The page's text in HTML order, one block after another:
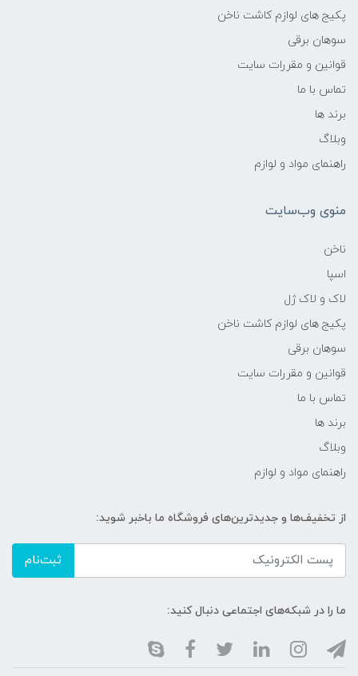
پکیج های لوازم کاشت ناخن
سوهان برقی
قوانین و مقررات سایت
تماس با ما
برند ها
وبلاگ
راهنمای مواد و لوازم
منوی وب‌سایت
ناخن
اسپا
لاک و لاک ژل
پکیج های لوازم کاشت ناخن
سوهان برقی
قوانین و مقررات سایت
تماس با ما
برند ها
وبلاگ
راهنمای مواد و لوازم
از تخفیف‌ها و جدیدترین‌های فروشگاه ما باخبر شوید:
ثبت‌نام
ما را در شبکه‌های اجتماعی دنبال کنید: